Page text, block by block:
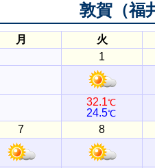
敦賀（福
月
火
1
32.1℃
24.5℃
7 8